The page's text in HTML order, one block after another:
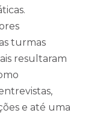
turmas
resultaram
e até uma